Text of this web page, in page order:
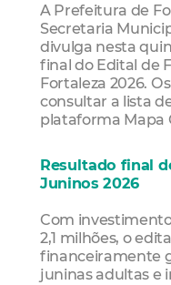
A Prefeitura de
Secretaria
divulga nesta
final do Edital de
Fortaleza 2026.
consultar a lista
plataforma Mapa
Resultado final
Juninos 2026
Com
2,1 milhões, o
financeiramente
juninas adultas e